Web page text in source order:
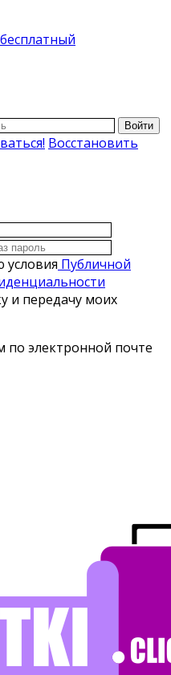
Войти
Восстановить
Публичной
и передачу моих
по электронной почте